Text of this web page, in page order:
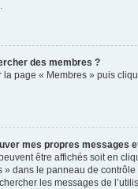
des membres ?
la page « Membres » puis
mes propres messages
être affichés soit en
» dans le panneau de contrôle
les messages de